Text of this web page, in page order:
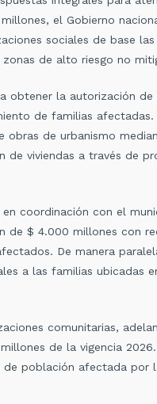
el Gobierno
sociales de base
de alto riesgo no
obtener la autorización de
de familias
obras de urbanismo
de viviendas a través de
coordinación con el
de $ 4.000 millones con
De manera
a las familias ubicadas
comunitarias,
de la vigencia 2026.
población afectada por